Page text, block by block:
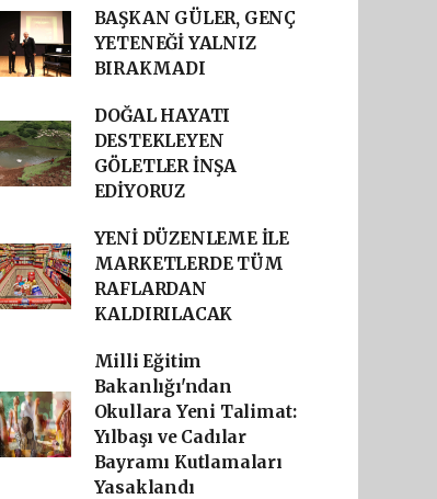
BAŞKAN GÜLER, GENÇ
YETENEĞİ YALNIZ
BIRAKMADI
DOĞAL HAYATI
DESTEKLEYEN
GÖLETLER İNŞA
EDİYORUZ
YENİ DÜZENLEME İLE
MARKETLERDE TÜM
RAFLARDAN
KALDIRILACAK
Milli Eğitim
Bakanlığı'ndan
Okullara Yeni Talimat:
Yılbaşı ve Cadılar
Bayramı Kutlamaları
Yasaklandı